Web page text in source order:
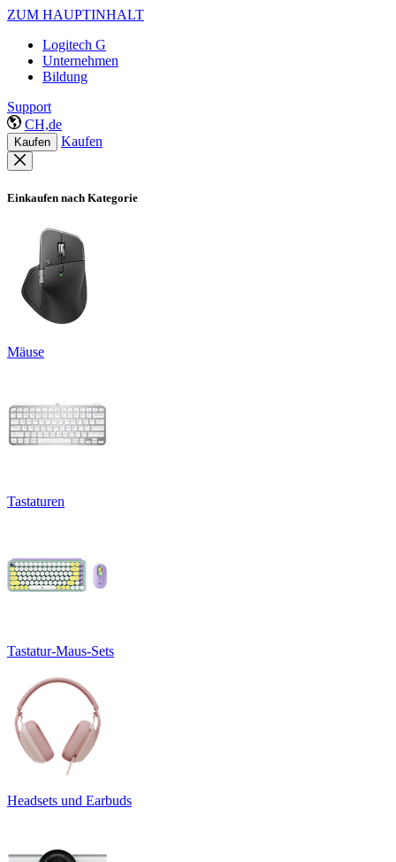
ZUM HAUPTINHALT
Logitech G
Unternehmen
Bildung
Support
CH,de
Kaufen Kaufen
Einkaufen nach Kategorie
Mäuse
Tastaturen
Tastatur-Maus-Sets
Headsets und Earbuds